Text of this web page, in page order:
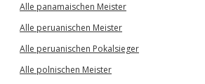
Alle panamaischen Meister
Alle peruanischen Meister
Alle peruanischen Pokalsieger
Alle polnischen Meister